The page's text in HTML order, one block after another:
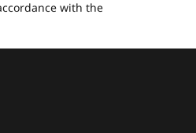
with the